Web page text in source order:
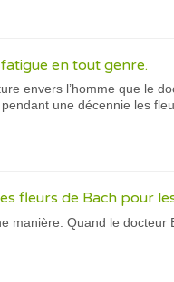
en tout genre.
envers l’homme que le
une décennie les
fleurs de Bach pour
manière. Quand le